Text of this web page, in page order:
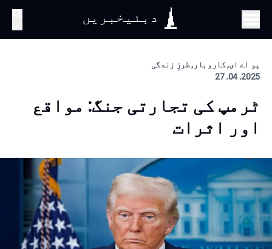
دبئیخبریں
یو اے ای, کاروبار, طرزِ زندگی
2025. 04. 27
ٹرمپ کی تجارتی جنگ: مواقع
اور اثرات